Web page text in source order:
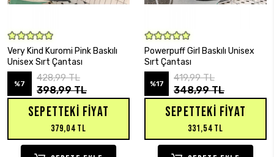
SEPETE EKLE
Very Kind Kuromi Pink Baskılı
Unisex Sırt Çantası
%7
428,99 TL
398,99 TL
SEPETTEKI FIYAT
379,04 TL
SEPETE EKLE
Powerpuff Girl Baskılı Unisex
Sırt Çantası
%17
419,99 TL
348,99 TL
SEPETTEKI FIYAT
331,54 TL